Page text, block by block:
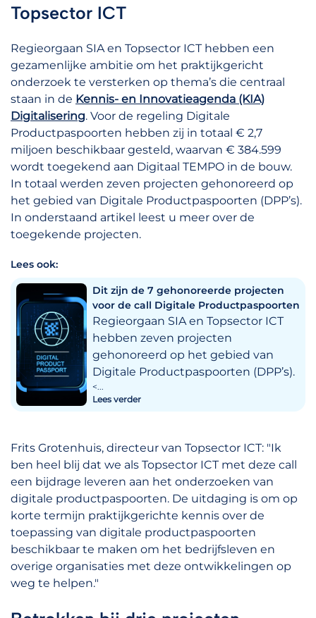
Topsector ICT
Regieorgaan SIA en Topsector ICT hebben een
gezamenlijke ambitie om het praktijkgericht
onderzoek te versterken op thema’s die centraal
staan in de Kennis- en Innovatieagenda (KIA)
Digitalisering. Voor de regeling Digitale
Productpaspoorten hebben zij in totaal € 2,7
miljoen beschikbaar gesteld, waarvan € 384.599
wordt toegekend aan Digitaal TEMPO in de bouw.
In totaal werden zeven projecten gehonoreerd op
het gebied van Digitale Productpaspoorten (DPP’s).
In onderstaand artikel leest u meer over de
toegekende projecten.
Lees ook:
Dit zijn de 7 gehonoreerde projecten
voor de call Digitale Productpaspoorten
Regieorgaan SIA en Topsector ICT
hebben zeven projecten
gehonoreerd op het gebied van
Digitale Productpaspoorten (DPP’s).
<...
Lees verder
Frits Grotenhuis, directeur van Topsector ICT: "Ik
ben heel blij dat we als Topsector ICT met deze call
een bijdrage leveren aan het onderzoeken van
digitale productpaspoorten. De uitdaging is om op
korte termijn praktijkgerichte kennis over de
toepassing van digitale productpaspoorten
beschikbaar te maken om het bedrijfsleven en
overige organisaties met deze ontwikkelingen op
weg te helpen."